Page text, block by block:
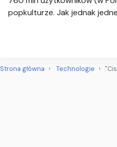
popkulturze. Jak jednak
Strona główna Technologie